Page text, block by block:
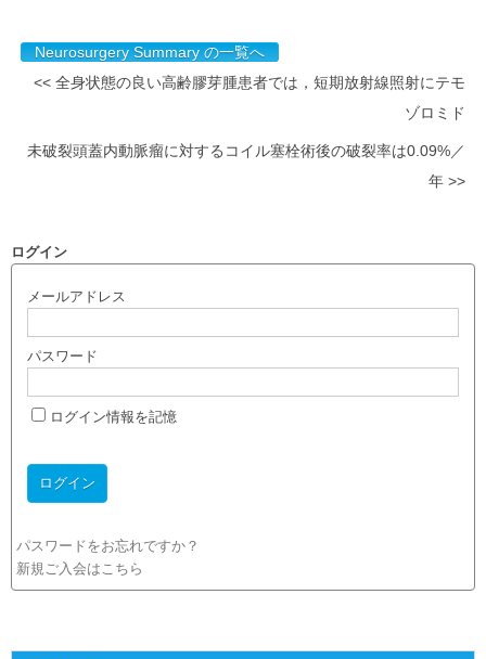
Neurosurgery Summary の一覧へ
<< 全身状態の良い高齢膠芽腫患者では，短期放射線照射にテモ
ゾロミド
未破裂頭蓋内動脈瘤に対するコイル塞栓術後の破裂率は0.09%／
年 >>
ログイン
メールアドレス
パスワード
ログイン情報を記憶
パスワードをお忘れですか？
新規ご入会はこちら